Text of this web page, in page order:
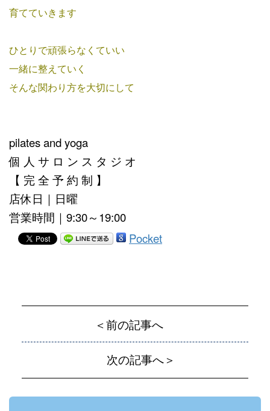
育てていきます
ひとりで頑張らなくていい
一緒に整えていく
そんな関わり方を大切にして
pilates and yoga
個 人 サ ロ ン ス タ ジ オ
【 完 全 予 約 制 】
店休日｜日曜
営業時間｜9:30～19:00
Pocket
＜前の記事へ
次の記事へ＞